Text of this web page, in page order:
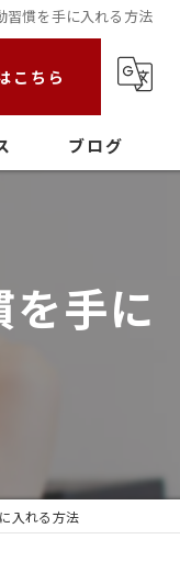
習慣を手に入れる方法
こちら
ブログ
手に
入れる方法